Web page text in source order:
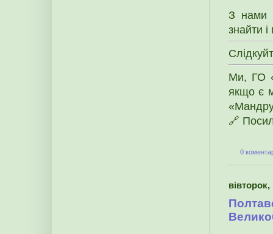
З нами
знайти
Ми, ГО
якщо є
🔗
0